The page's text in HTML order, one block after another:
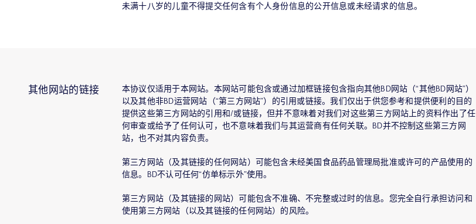
未满十八岁的儿童不得提交任何含有个人身份信息的公开信息或未经请求的信息。
其他网站的链接
本协议仅适用于本网站。本网站可能包含或通过加框链接包含指向其他BD网站（“其他BD网站”）
以及其他非BD运营网站（“第三方网站”）的引用或链接。我们仅出于供您参考和提供便利的目的
提供这些第三方网站的引用和/或链接，但并不意味着对我们对这些第三方网站上的资料作出了任
何审查或给予了任何认可，也不意味着我们与其运营商有任何关联。BD并不控制这些第三方网
站，也不对其内容负责。
第三方网站（及其链接的任何网站）可能包含未经美国食品药品管理局批准或许可的产品使用的
信息。BD不认可任何“仿单标示外”使用。
第三方网站（及其链接的网站）可能包含不准确、不完整或过时的信息。您完全自行承担访问和
使用第三方网站（以及其链接的任何网站）的风险。